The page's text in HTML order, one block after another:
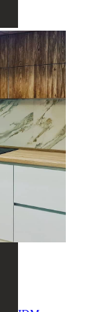
и серыми